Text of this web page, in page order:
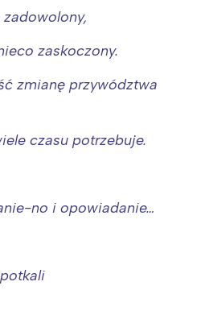
zadowolony,
zaskoczony.
zmianę przywództwa
czasu potrzebuje.
no i opowiadanie…